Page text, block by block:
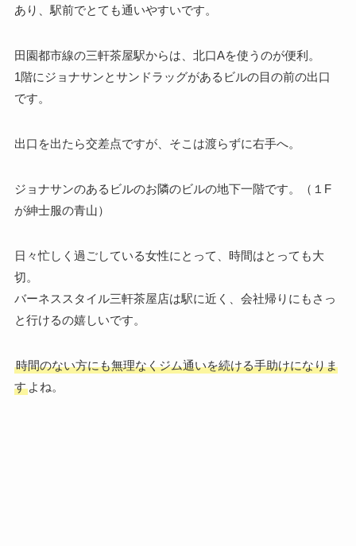
あり、駅前でとても通いやすいです。
田園都市線の三軒茶屋駅からは、北口Aを使うのが便利。
1階にジョナサンとサンドラッグがあるビルの目の前の出口
です。
出口を出たら交差点ですが、そこは渡らずに右手へ。
ジョナサンのあるビルのお隣のビルの地下一階です。（１F
が紳士服の青山）
日々忙しく過ごしている女性にとって、時間はとっても大
切。
バーネススタイル三軒茶屋店は駅に近く、会社帰りにもさっ
と行けるの嬉しいです。
時間のない方にも無理なくジム通いを続ける手助けになりま
すよね。